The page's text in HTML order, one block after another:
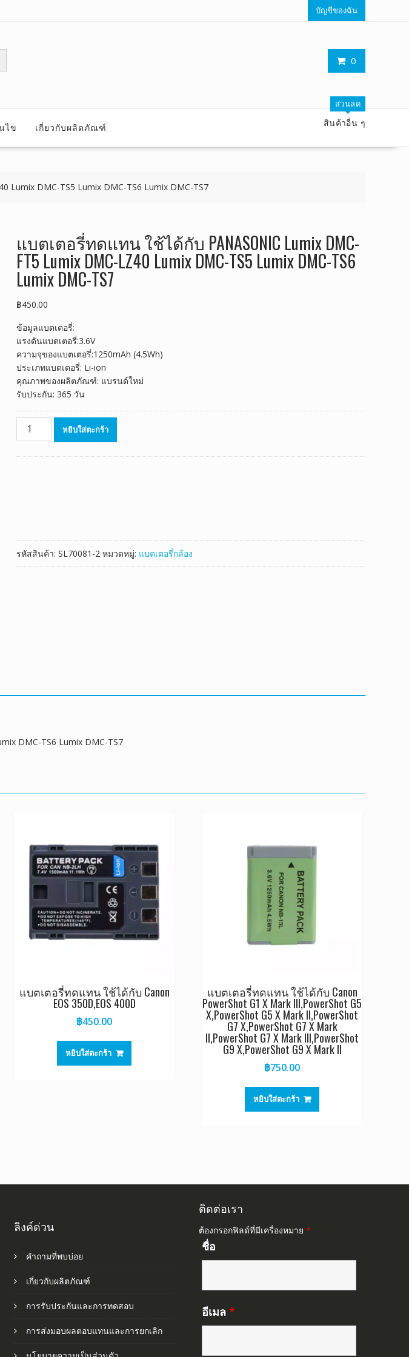
บัญชีของฉัน
0
ไข เกี่ยวกับผลิตภัณฑ์
ส่วนลด
สินค้าอื่น ๆ
Lumix DMC-TS5 Lumix DMC-TS6 Lumix DMC-TS7
แบตเตอรี่ทดแทน ใช้ได้กับ PANASONIC Lumix DMC-
FT5 Lumix DMC-LZ40 Lumix DMC-TS5 Lumix DMC-TS6
Lumix DMC-TS7
฿450.00
ข้อมูลแบตเตอรี่:
แรงดันแบตเตอรี่:3.6V
ความจุของแบตเตอรี่:1250mAh (4.5Wh)
ประเภทแบตเตอรี่: Li-ion
คุณภาพของผลิตภัณฑ์: แบรนด์ใหม่
รับประกัน: 365 วัน
จำนวน
แบตเตอรี่
Lumix
DMC-
LZ40
หยิบใส่ตะกร้า
รหัสสินค้า: SL70081-2 หมวดหมู่: แบตเตอรี่กล้อง
DMC-TS6 Lumix DMC-TS7
แบตเตอรี่ทดแทน ใช้ได้กับ Canon
EOS 350D,EOS 400D
฿450.00
หยิบใส่ตะกร้า
แบตเตอรี่ทดแทน ใช้ได้กับ Canon
PowerShot G1 X Mark III,PowerShot G5
X,PowerShot G5 X Mark II,PowerShot
G7 X,PowerShot G7 X Mark
II,PowerShot G7 X Mark III,PowerShot
G9 X,PowerShot G9 X Mark II
฿750.00
หยิบใส่ตะกร้า
ลิงค์ด่วน
คำถามที่พบบ่อย
เกี่ยวกับผลิตภัณฑ์
การรับประกันและการทดสอบ
การส่งมอบผลตอบแทนและการยกเลิก
ติดต่อเรา
ต้องกรอกฟิลด์ที่มีเครื่องหมาย *
ชื่อ
อีเมล *